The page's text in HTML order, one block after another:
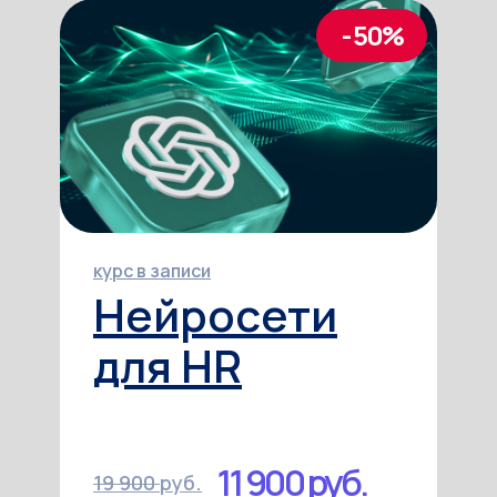
- 50%
Нейросети
для HR
курс в записи
11 900 руб.
19 900руб.